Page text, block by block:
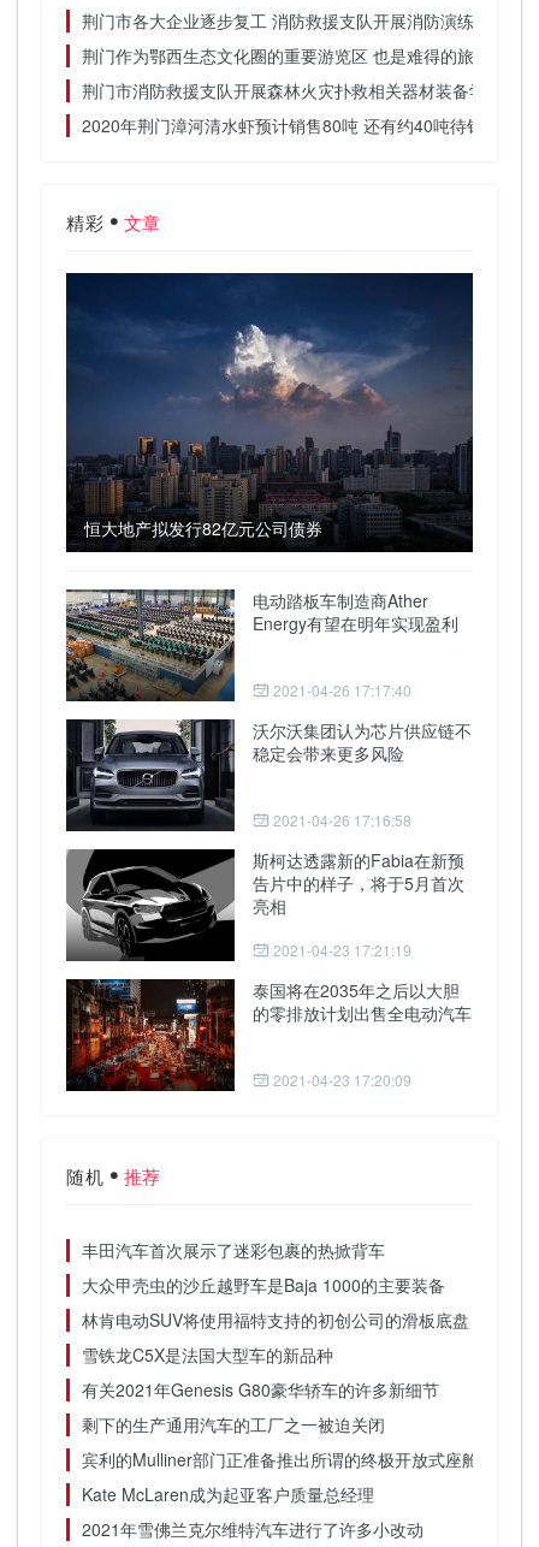
荆门市各大企业逐步复工 消防救援支队开展消防演练
荆门作为鄂西生态文化圈的重要游览区 也是难得的旅游胜地
荆门市消防救援支队开展森林火灾扑救相关器材装备学习
2020年荆门漳河清水虾预计销售80吨 还有约40吨待销
精彩 文章
恒大地产拟发行82亿元公司债券
电动踏板车制造商Ather
Energy有望在明年实现盈利
2021-04-26 17:17:40
沃尔沃集团认为芯片供应链不
稳定会带来更多风险
2021-04-26 17:16:58
斯柯达透露新的Fabia在新预
告片中的样子，将于5月首次
亮相
2021-04-23 17:21:19
泰国将在2035年之后以大胆
的零排放计划出售全电动汽车
2021-04-23 17:20:09
随机 推荐
丰田汽车首次展示了迷彩包裹的热掀背车
大众甲壳虫的沙丘越野车是Baja 1000的主要装备
林肯电动SUV将使用福特支持的初创公司的滑板底盘
雪铁龙C5X是法国大型车的新品种
有关2021年Genesis G80豪华轿车的许多新细节
剩下的生产通用汽车的工厂之一被迫关闭
宾利的Mulliner部门正准备推出所谓的终极开放式座舱体育旅
Kate McLaren成为起亚客户质量总经理
2021年雪佛兰克尔维特汽车进行了许多小改动